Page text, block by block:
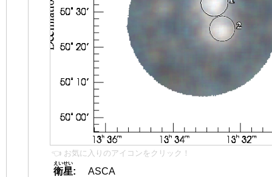
👈 お気に入りのアイコンをクリック！
衛星
えいせい
:
ASCA